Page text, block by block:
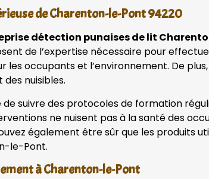
de Charenton-le-Pont 94220
détection punaises de lit
de l’expertise nécessaire pour
les occupants et l’environnement. De
nuisibles.
suivre des protocoles de formation
ne nuisent pas à la santé des
également être sûr que les produits
le-Pont.
à Charenton-le-Pont